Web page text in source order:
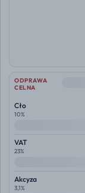
ODPRAWA
CELNA
Cło
10%
VAT
23%
Akcyza
3,1%